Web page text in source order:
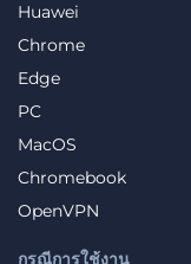
Huawei
Chrome
Edge
PC
MacOS
Chromebook
OpenVPN